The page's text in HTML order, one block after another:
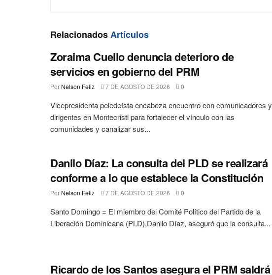
RelacionadosArtículos
Zoraima Cuello denuncia deterioro de
servicios en gobierno del PRM
Por Nelson Feliz 7 DE AGOSTO DE 2026 0
Vicepresidenta peledeísta encabeza encuentro con comunicadores y
dirigentes en Montecristi para fortalecer el vínculo con las
comunidades y canalizar sus...
Danilo Díaz: La consulta del PLD se realizará
conforme a lo que establece la Constitución
Por Nelson Feliz 7 DE AGOSTO DE 2026 0
Santo Domingo = El miembro del Comité Político del Partido de la
Liberación Dominicana (PLD),Danilo Díaz, aseguró que la consulta...
Ricardo de los Santos asegura el PRM saldrá